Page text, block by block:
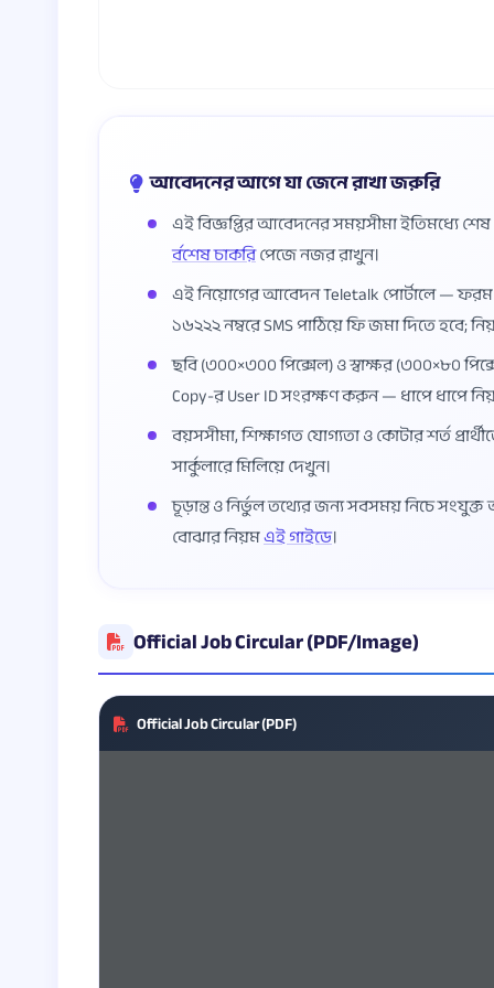
আবেদনের আগে যা জেনে রাখা জরুরি
এই বিজ্ঞপ্তির আবেদনের সময়সীমা ইতিমধ্যে
র্বশেষ চাকরিপেজে নজর রাখুন।
এই নিয়োগের আবেদন Teletalk পোর্টালে —
১৬২২২ নম্বরে SMS পাঠিয়ে ফি জমা দিতে হবে;
ছবি (৩০০×৩০০ পিক্সেল) ও স্বাক্ষর (৩০০×৮০
Copy-র User ID সংরক্ষণ করুন — ধাপে ধাপে
বয়সসীমা, শিক্ষাগত যোগ্যতা ও কোটার শর্ত
সার্কুলারে মিলিয়ে দেখুন।
চূড়ান্ত ও নির্ভুল তথ্যের জন্য সবসময় নিচে
বোঝার নিয়মএই গাইডে।
Official Job Circular (PDF/Image)
Official Job Circular (PDF)